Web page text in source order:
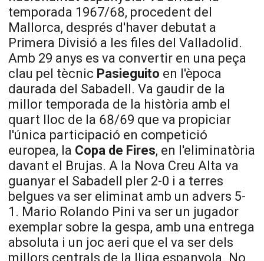
temporada 1967/68, procedent del
Mallorca, després d'haver debutat a
Primera Divisió a les files del Valladolid.
Amb 29 anys es va convertir en una peça
clau pel tècnic Pasieguito en l'època
daurada del Sabadell. Va gaudir de la
millor temporada de la història amb el
quart lloc de la 68/69 que va propiciar
l'única participació en competició
europea, la Copa de Fires, en l'eliminatòria
davant el Brujas. A la Nova Creu Alta va
guanyar el Sabadell pler 2-0 i a terres
belgues va ser eliminat amb un advers 5-
1. Mario Rolando Pini va ser un jugador
exemplar sobre la gespa, amb una entrega
absoluta i un joc aeri que el va ser dels
millors centrals de la lliga espanyola. No